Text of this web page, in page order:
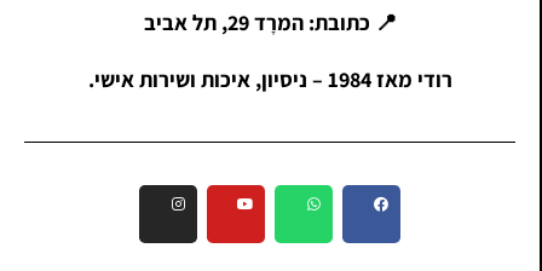
📍 כתובת: המרָד 29, תל אביב
רודי מאז 1984 – ניסיון, איכות ושירות אישי.